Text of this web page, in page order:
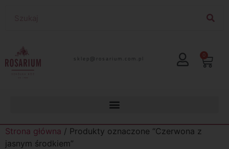
lp.moc.muirasor@pelks 0
Strona główna / Produkty oznaczone “Czerwona z
jasnym środkiem”